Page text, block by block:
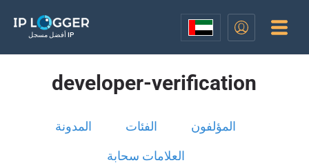
أفضل مسجل IP
developer-verification
المدونة الفئات المؤلفون
العلامات سحابة